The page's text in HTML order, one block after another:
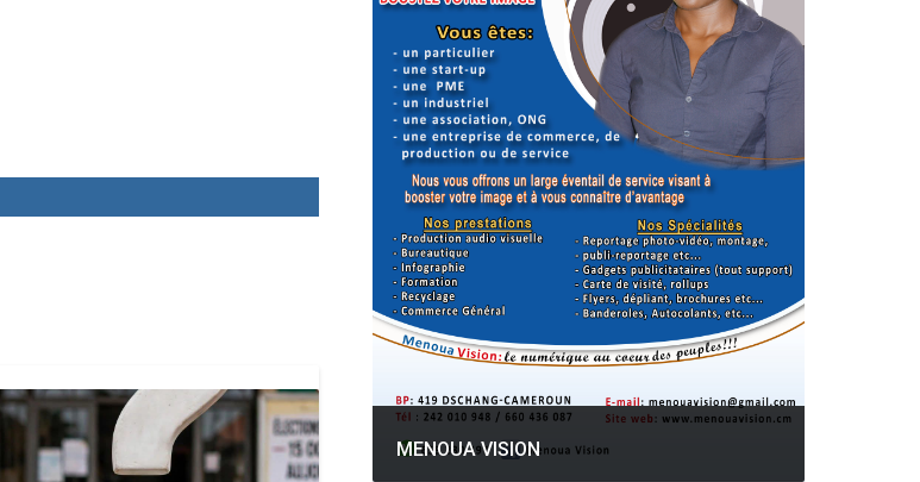
VISION
GESPROS formation : La rentrée
académique ce 10 Octobre 2022.